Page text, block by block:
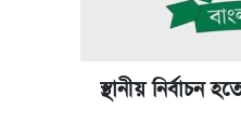
স্থানীয় নির্বাচন